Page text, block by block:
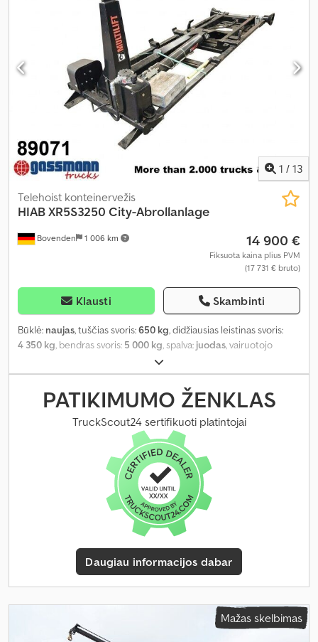
1 / 13
Bovenden 1 006 km
Telehoist konteinervežis
HIABXR5S3250 City-Abrollanlage
14 900 €
Fiksuota kaina plius PVM
(17 731 € bruto)
Klausti Skambinti
Būklė: naujas, tuščias svoris:650 kg, didžiausias leistinas svoris:
4 350 kg, bendras svoris: 5 000 kg, spalva: juodas, vairuotojo
, krovimo vietos ilgis:
Gamybos metai:2023,
PATIKIMUMO ŽENKLAS
TruckScout24 sertifikuoti platintojai
Daugiau informacijos dabar
Mažas skelbimas